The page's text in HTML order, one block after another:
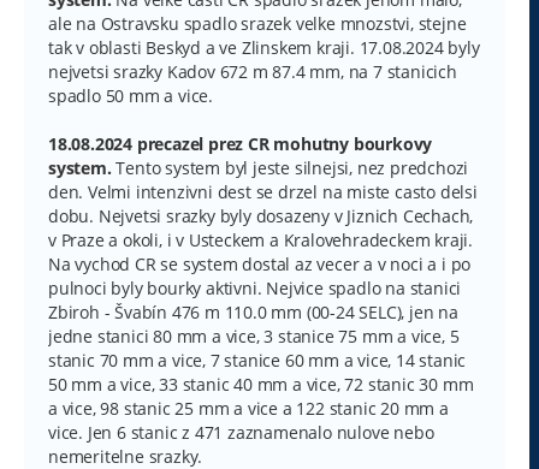
ale na Ostravsku spadlo srazek velke mnozstvi, stejne
tak v oblasti Beskyd a ve Zlinskem kraji. 17.08.2024 byly
nejvetsi srazky Kadov 672 m 87.4 mm, na 7 stanicich
spadlo 50 mm a vice.
18.08.2024 precazel prez CR mohutny bourkovy
system. Tento system byl jeste silnejsi, nez predchozi
den. Velmi intenzivni dest se drzel na miste casto delsi
dobu. Nejvetsi srazky byly dosazeny v Jiznich Cechach,
v Praze a okoli, i v Usteckem a Kralovehradeckem kraji.
Na vychod CR se system dostal az vecer a v noci a i po
pulnoci byly bourky aktivni. Nejvice spadlo na stanici
Zbiroh - Švabín 476 m 110.0 mm (00-24 SELC), jen na
jedne stanici 80 mm a vice, 3 stanice 75 mm a vice, 5
stanic 70 mm a vice, 7 stanice 60 mm a vice, 14 stanic
50 mm a vice, 33 stanic 40 mm a vice, 72 stanic 30 mm
a vice, 98 stanic 25 mm a vice a 122 stanic 20 mm a
vice. Jen 6 stanic z 471 zaznamenalo nulove nebo
nemeritelne srazky.